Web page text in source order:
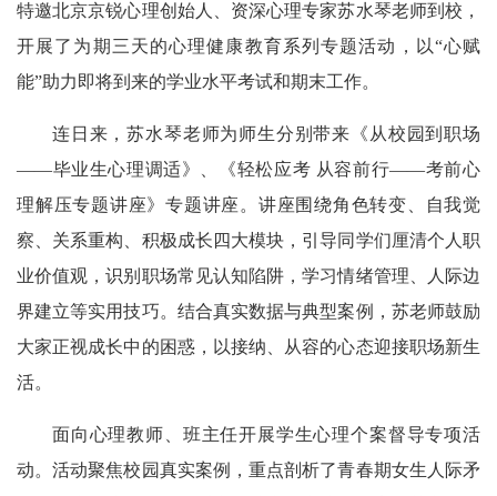
特邀北京京锐心理创始人、资深心理专家苏水琴老师到校，
开展了为期三天的心理健康教育系列专题活动，以“心赋
能”助力即将到来的学业水平考试和期末工作。
连日来，苏水琴老师为师生分别带来《从校园到职场
——毕业生心理调适》、《轻松应考 从容前行——考前心
理解压专题讲座》专题讲座。讲座围绕角色转变、自我觉
察、关系重构、积极成长四大模块，引导同学们厘清个人职
业价值观，识别职场常见认知陷阱，学习情绪管理、人际边
界建立等实用技巧。结合真实数据与典型案例，苏老师鼓励
大家正视成长中的困惑，以接纳、从容的心态迎接职场新生
活。
面向心理教师、班主任开展学生心理个案督导专项活
动。活动聚焦校园真实案例，重点剖析了青春期女生人际矛